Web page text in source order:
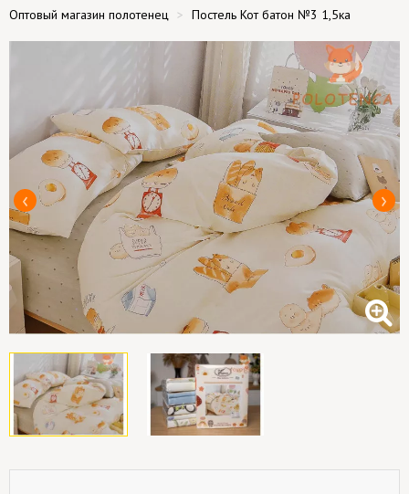
Оптовый магазин полотенец Постель Кот батон №3 1,5ка